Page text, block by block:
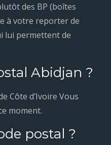
des BP (boîtes
à votre reporter de
lui permettent de
Abidjan ?
Côte d’Ivoire Vous
moment.
postal ?